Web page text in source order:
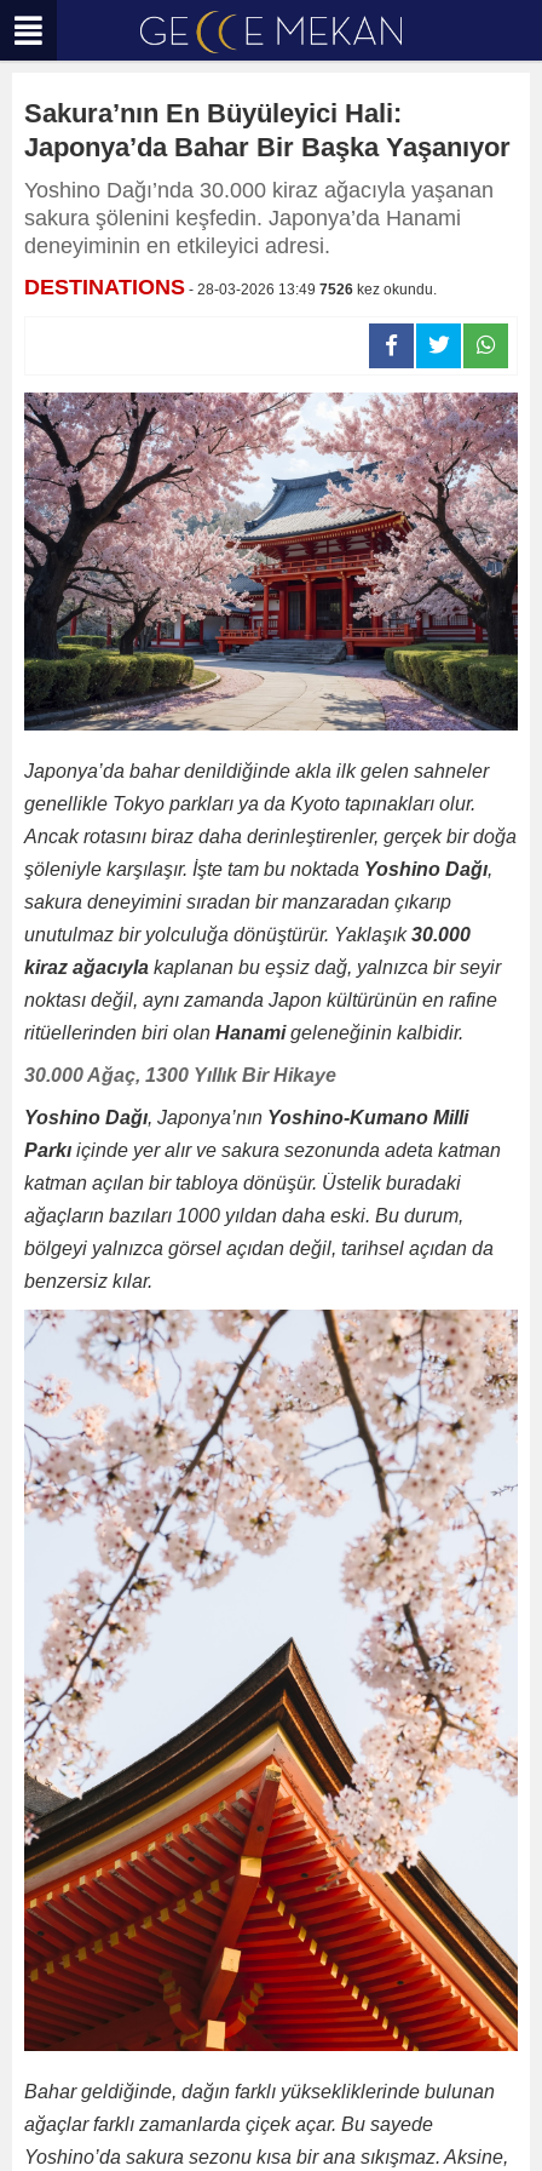
Sakura’nın En Büyüleyici Hali:
Japonya’da Bahar Bir Başka Yaşanıyor
Yoshino Dağı’nda 30.000 kiraz ağacıyla yaşanan
sakura şölenini keşfedin. Japonya’da Hanami
deneyiminin en etkileyici adresi.
DESTINATIONS - 28-03-2026 13:49 7526 kez okundu.
Japonya’da bahar denildiğinde akla ilk gelen sahneler
genellikle Tokyo parkları ya da Kyoto tapınakları olur.
Ancak rotasını biraz daha derinleştirenler, gerçek bir doğa
şöleniyle karşılaşır. İşte tam bu noktada Yoshino Dağı,
sakura deneyimini sıradan bir manzaradan çıkarıp
unutulmaz bir yolculuğa dönüştürür. Yaklaşık30.000
kiraz ağacıyla kaplanan bu eşsiz dağ, yalnızca bir seyir
noktası değil, aynı zamanda Japon kültürünün en rafine
ritüellerinden biri olan Hanamigeleneğinin kalbidir.
30.000 Ağaç, 1300 Yıllık Bir Hikaye
Yoshino Dağı, Japonya’nın Yoshino-Kumano Milli
Parkı içinde yer alır ve sakura sezonunda adeta katman
katman açılan bir tabloya dönüşür. Üstelik buradaki
ağaçların bazıları 1000 yıldan daha eski. Bu durum,
bölgeyi yalnızca görsel açıdan değil, tarihsel açıdan da
benzersiz kılar.
Bahar geldiğinde, dağın farklı yüksekliklerinde bulunan
ağaçlar farklı zamanlarda çiçek açar. Bu sayede
Yoshino’da sakura sezonu kısa bir ana sıkışmaz. Aksine,